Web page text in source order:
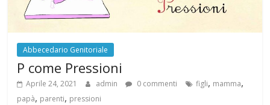
Abbecedario Genitoriale
P come Pressioni
Aprile 24, 2021 admin 0 commenti figli, mamma,
papà, parenti, pressioni